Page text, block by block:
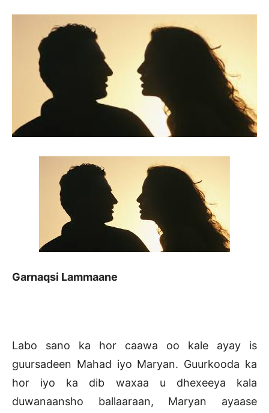
Garnaqsi Lammaane
Labo sano ka hor caawa oo kale ayay is
guursadeen Mahad iyo Maryan. Guurkooda ka
hor iyo ka dib waxaa u dhexeeya kala
duwanaansho ballaaraan, Maryan ayaase